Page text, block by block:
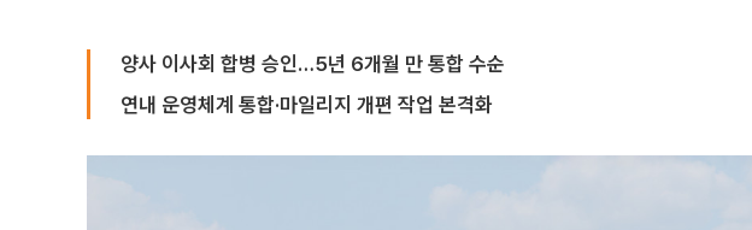
양사 이사회 합병 승인…5년 6개월 만 통합 수순
연내 운영체계 통합·마일리지 개편 작업 본격화